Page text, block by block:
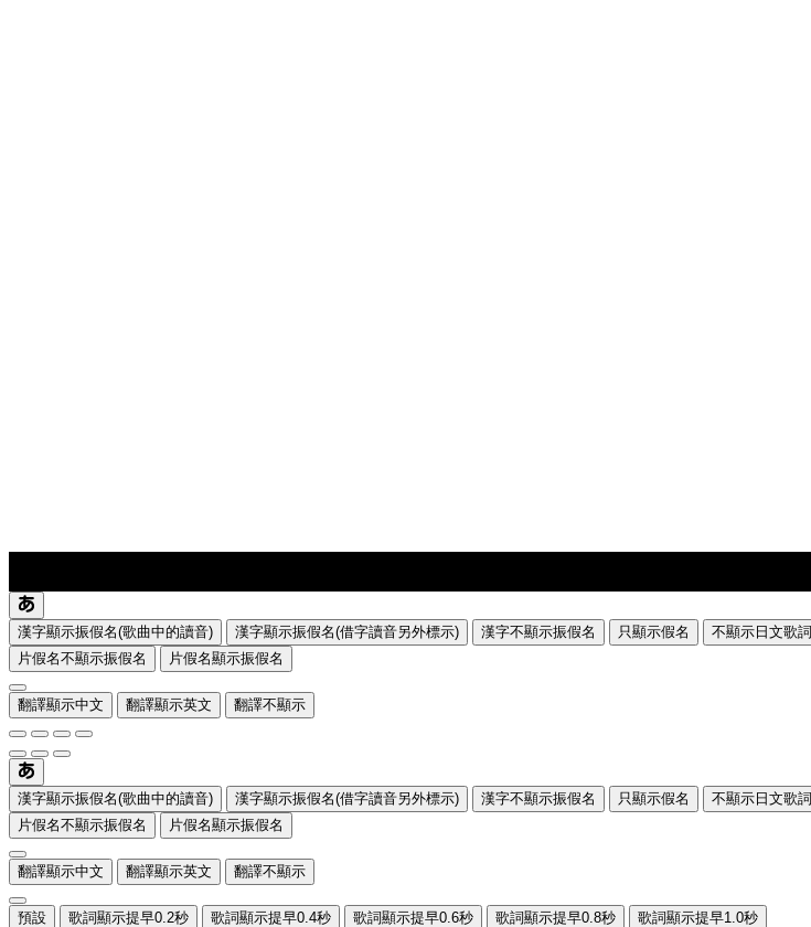
漢字顯示振假名(歌曲中的讀音) 漢字顯示振假名(借字讀音另外標示) 漢字不顯示振假名 只顯示假名
不顯示日文歌詞
片假名不顯示振假名
片假名顯示振假名
翻譯顯示中文 翻譯顯示英文 翻譯不顯示
漢字顯示振假名(歌曲中的讀音) 漢字顯示振假名(借字讀音另外標示) 漢字不顯示振假名 只顯示假名
不顯示日文歌詞
片假名不顯示振假名
片假名顯示振假名
翻譯顯示中文 翻譯顯示英文 翻譯不顯示
預設 歌詞顯示提早0.2秒 歌詞顯示提早0.4秒 歌詞顯示提早0.6秒 歌詞顯示提早0.8秒 歌詞顯示提早1.0秒